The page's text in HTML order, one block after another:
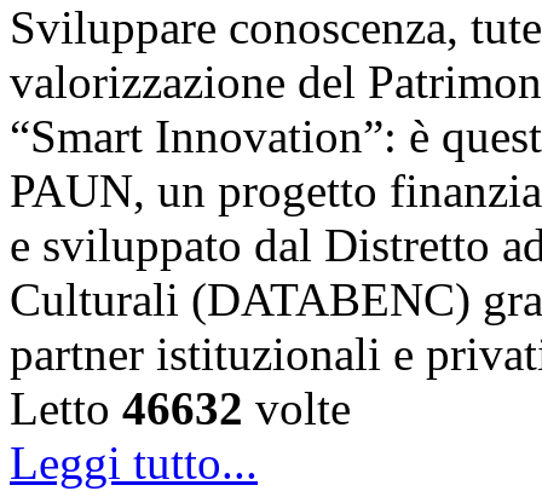
Sviluppare conoscenza,
valorizzazione del
“Smart Innovation”: è
PAUN, un progetto
e sviluppato dal Distretto
Culturali (DATABENC)
partner istituzionali e
Letto 46632 volte
Leggi tutto...